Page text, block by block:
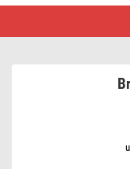
Taschenlampe